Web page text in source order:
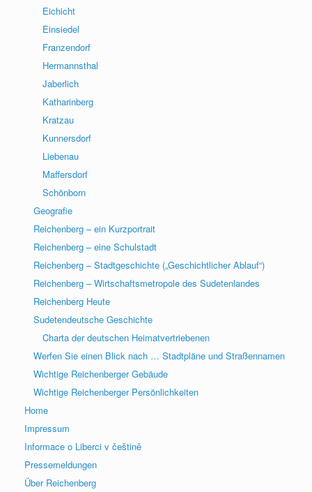
Eichicht
Einsiedel
Franzendorf
Hermannsthal
Jaberlich
Katharinberg
Kratzau
Kunnersdorf
Liebenau
Maffersdorf
Schönborn
Geografie
Reichenberg – ein Kurzportrait
Reichenberg – eine Schulstadt
Reichenberg – Stadtgeschichte („Geschichtlicher Ablauf“)
Reichenberg – Wirtschaftsmetropole des Sudetenlandes
Reichenberg Heute
Sudetendeutsche Geschichte
Charta der deutschen Heimatvertriebenen
Werfen Sie einen Blick nach … Stadtpläne und Straßennamen
Wichtige Reichenberger Gebäude
Wichtige Reichenberger Persönlichkeiten
Home
Impressum
Informace o Liberci v češtině
Pressemeldungen
Über Reichenberg